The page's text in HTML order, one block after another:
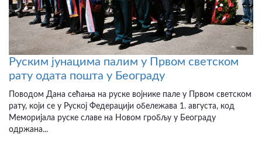
Руским јунацима палим у Првом светском
рату одата пошта у Београду
Поводом Дана сећања на руске војнике пале у Првом светском
рату, који се у Руској Федерацији обележава 1. августа, код
Меморијала руске славе на Новом гробљу у Београду
одржана...